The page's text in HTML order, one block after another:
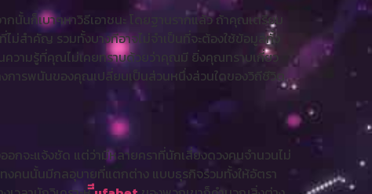
นั้นก็เบาๆหาวิธีเอาชนะ โดยฐานรากแล้ว ถ้าคุณเตรียม
ม่สำคัญ รวมทั้งบางทีอาจไม่จำเป็นที่จะต้องใช้ข้อมูลทั้ง
ความรู้ที่คุณไม่เคยทราบด้วยว่าคุณมี ยิ่งคุณทราบเกี่ยว
งการพนันของคุณเปลี่ยนเป็นส่วนหนึ่งส่วนใดของวิถีชีวิต
อกจะแจ้งชัด แต่ว่ามีหลายคราที่นักเสี่ยงดวงคนจำนวนไม่
ทงคนนั้นมีกลอุบายที่แตกต่าง แบบธุรกิจรวมทั้งให้อัตรา